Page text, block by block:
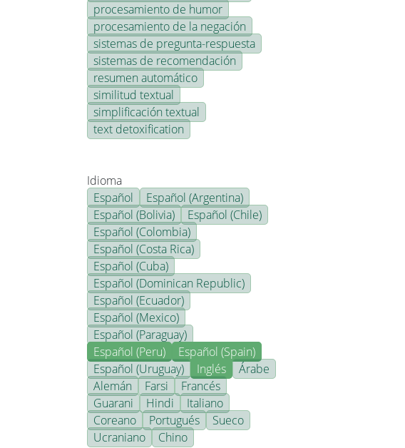
procesamiento de humor
procesamiento de la negación
sistemas de pregunta-respuesta
sistemas de recomendación
resumen automático
similitud textual
simplificación textual
text detoxification
Idioma
Español
Español (Argentina)
Español (Bolivia)
Español (Chile)
Español (Colombia)
Español (Costa Rica)
Español (Cuba)
Español (Dominican Republic)
Español (Ecuador)
Español (Mexico)
Español (Paraguay)
Español (Peru)
Español (Spain)
Español (Uruguay)
Inglés
Árabe
Alemán
Farsi
Francés
Guarani
Hindi
Italiano
Coreano
Portugués
Sueco
Ucraniano
Chino